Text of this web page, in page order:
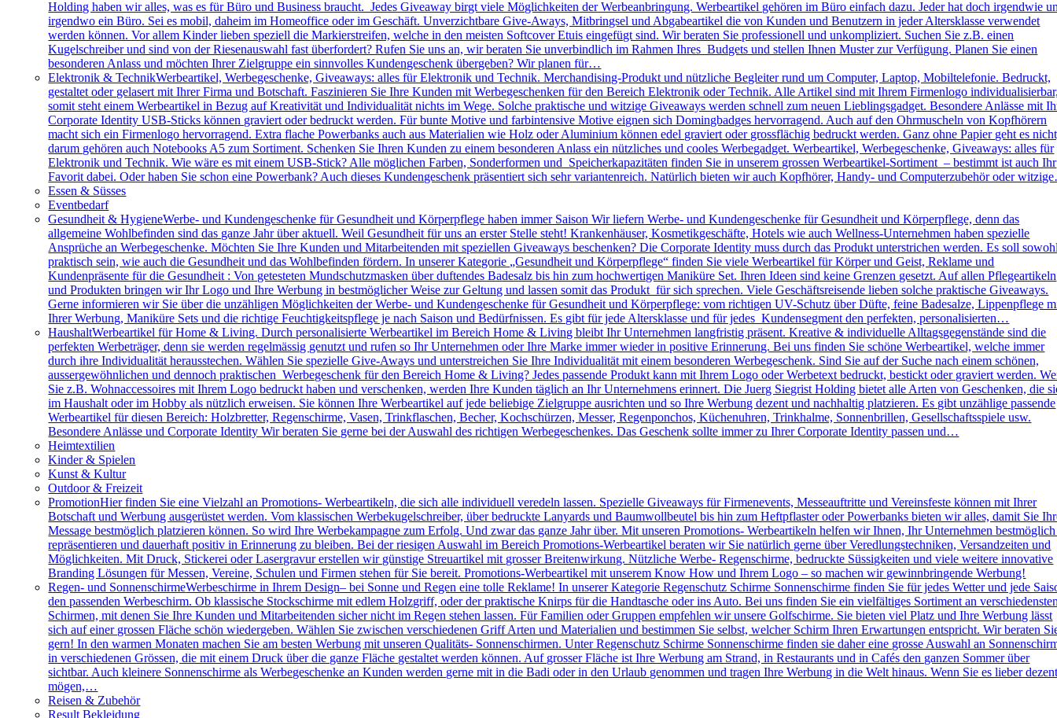
Holding haben wir alles, was es für Büro und Business braucht. Jedes Giveaway birgt viele Möglichkeiten der Werbeanbringung. Werbeartikel gehören im Büro einfach dazu. Jeder hat doch irgendwie
irgendwo ein Büro. Sei es mobil, daheim im Homeoffice oder im Geschäft. Unverzichtbare Give-Aways, Mitbringsel und Abgabeartikel die von Kunden und Benutzern in jeder Altersklasse verwendet
werden können. Vor allem Kinder lieben speziell die Markierstreifen, welche in den meisten Softcover Etuis eingefügt sind. Wir beraten Sie professionell und unkompliziert. Suchen Sie z.B. einen
Kugelschreiber und sind von der Riesenauswahl fast überfordert? Rufen Sie uns an, wir beraten Sie unverbindlich im Rahmen Ihres Budgets und stellen Ihnen Muster zur Verfügung. Planen Sie einen
besonderen Anlass und möchten Ihrer Zielgruppe ein sinnvolles Kundengeschenk übergeben? Wir planen für…
Elektronik & TechnikWerbeartikel, Werbegeschenke, Giveaways: alles für Elektronik und Technik. Merchandising-Produkt und nützliche Begleiter rund um Computer, Laptop, Mobiltelefonie. Bedruckt,
gestaltet oder gelasert mit Ihrer Firma und Botschaft. Faszinieren Sie Ihre Kunden mit Werbegeschenken für den Bereich Elektronik oder Technik. Alle Artikel sind mit Ihrem Firmenlogo
somit steht einem Werbeartikel in Bezug auf Kreativität und Individualität nichts im Wege. Solche praktische und witzige Giveaways werden schnell zum neuen Lieblingsgadget. Besondere Anlässe mit
Corporate Identity USB-Sticks können graviert oder bedruckt werden. Für bunte Motive und farbintensive Motive eignen sich Domingbadges hervorragend. Auch auf den Ohrmuscheln von Kopfhörern
macht sich ein Firmenlogo hervorragend. Extra flache Powerbanks auch aus Materialien wie Holz oder Aluminium können edel graviert oder grossflächig bedruckt werden. Ganz ohne Papier geht es
darum gehören auch Notebooks A5 zum Sortiment. Schenken Sie Ihren Kunden zu einem besonderen Anlass ein nützliches und cooles Werbegadget. Werbeartikel, Werbegeschenke, Giveaways: alles für
Elektronik und Technik. Wie wäre es mit einem USB-Stick? Alle möglichen Farben, Sonderformen und Speicherkapazitäten finden Sie in unserem grossen Werbeartikel-Sortiment – bestimmt ist auch Ihr
Favorit dabei. Oder haben Sie schon eine Powerbank? Auch dieses Kundengeschenk präsentiert sich sehr variantenreich. Natürlich bieten wir auch Kopfhörer, Handy- und Computerzubehör oder
Essen & Süsses
Eventbedarf
Gesundheit & HygieneWerbe- und Kundengeschenke für Gesundheit und Körperpflege haben immer Saison Wir liefern Werbe- und Kundengeschenke für Gesundheit und Körperpflege, denn das
allgemeine Wohlbefinden sind das ganze Jahr über aktuell. Weil Gesundheit für uns an erster Stelle steht! Krankenhäuser, Kosmetikgeschäfte, Hotels wie auch Wellness-Unternehmen haben spezielle
Ansprüche an Werbegeschenke. Möchten Sie Ihre Kunden und Mitarbeitenden mit speziellen Giveaways beschenken? Die Corporate Identity muss durch das Produkt unterstrichen werden. Es soll
praktisch sein, wie auch die Gesundheit und das Wohlbefinden fördern. In unserer Kategorie „Gesundheit und Körperpflege“ finden Sie viele Werbeartikel für Körper und Geist, Reklame und
Kundenpräsente für die Gesundheit : Von getesteten Mundschutzmasken über duftendes Badesalz bis hin zum hochwertigen Maniküre Set. Ihren Ideen sind keine Grenzen gesetzt. Auf allen Pflegeartikeln
und Produkten bringen wir Ihr Logo und Ihre Werbung in bestmöglicher Weise zur Geltung und lassen somit das Produkt für sich sprechen. Viele Geschäftsreisende lieben solche praktische Giveaways.
Gerne informieren wir Sie über die unzähligen Möglichkeiten der Werbe- und Kundengeschenke für Gesundheit und Körperpflege: vom richtigen UV-Schutz über Düfte, feine Badesalze, Lippenpflege
Ihrer Werbung, Maniküre Sets und die richtige Feuchtigkeitspflege je nach Saison und Bedürfnissen. Es gibt für jede Altersklasse und für jedes Kundensegment den perfekten, personalisierten…
HaushaltWerbeartikel für Home & Living. Durch personalisierte Werbeartikel im Bereich Home & Living bleibt Ihr Unternehmen langfristig präsent. Kreative & individuelle Alltagsgegenstände sind die
perfekten Werbeträger, denn sie werden regelmässig genutzt und rufen so Ihr Unternehmen oder Ihre Marke immer wieder in positive Erinnerung. Bei uns finden Sie schöne Werbeartikel, welche immer
durch ihre Individualität herausstechen. Wählen Sie spezielle Give-Aways und unterstreichen Sie Ihre Individualität mit einem besonderen Werbegeschenk. Sind Sie auf der Suche nach einem schönen,
aussergewöhnlichen und dennoch praktischen Werbegeschenk für den Bereich Home & Living? Jedes passende Produkt kann mit Ihrem Logo oder Werbetext bedruckt, bestickt oder graviert werden.
Sie z.B. Wohnaccessoires mit Ihrem Logo bedruckt haben und verschenken, werden Ihre Kunden täglich an Ihr Unternehmens erinnert. Die Juerg Siegrist Holding bietet alle Arten von Geschenken, die
im Haushalt oder im Hobby als nützlich erweisen. Sie können Ihre Werbeartikel auf jede beliebige Zielgruppe ausrichten und so Ihre Werbung dezent und nachhaltig platzieren. Es gibt unzählige passende
Werbeartikel für diesen Bereich: Holzbretter, Regenschirme, Vasen, Trinkflaschen, Becher, Kochschürzen, Messer, Regenponchos, Küchenuhren, Trinkhalme, Sonnenbrillen, Gesellschaftsspiele usw.
Besondere Anlässe und Corporate Identity Wir beraten Sie gerne bei der Auswahl des richtigen Werbegeschenkes. Das Geschenk sollte immer zu Ihrer Corporate Identity passen und…
Heimtextilien
Kinder & Spielen
Kunst & Kultur
Outdoor & Freizeit
PromotionHier finden Sie eine Vielzahl an Promotions- Werbeartikeln, die sich alle individuell veredeln lassen. Spezielle Giveaways für Firmenevents, Messeauftritte und Vereinsfeste können mit Ihrer
Botschaft und Werbung ausgerüstet werden. Vom klassischen Werbekugelschreiber, über bedruckte Lanyards und Baumwollbeutel bis hin zum Heftpflaster oder Powerbanks bieten wir alles, damit Sie
Message bestmöglich platzieren können. So wird Ihre Werbekampagne zum Erfolg. Und zwar das ganze Jahr über. Mit unseren Promotions- Werbeartikeln helfen wir Ihnen, Ihr Unternehmen
repräsentieren und dauerhaft positiv in Erinnerung zu bleiben. Bei der riesigen Auswahl im Bereich Promotions-Werbeartikel beraten wir Sie natürlich gerne über Veredlungstechniken, Versandzeiten und
Möglichkeiten. Mit Druck, Stickerei oder Lasergravur erstellen wir günstige Streuartikel mit grosser Breitenwirkung. Nützliche Werbe- Regenschirme, bedruckte Süssigkeiten und viele weitere innovative
Branding Lösungen für Messen, Vereine, Schulen und Firmen stehen für Sie bereit. Promotions-Werbeartikel mit unserem Know How und Ihrem Logo – so machen wir gewinnbringende Werbung!
Regen- und SonnenschirmeWerbeschirme in Ihrem Design– bei Sonne und Regen eine tolle Reklame! In unserer Kategorie Regenschutz Schirme Sonnenschirme finden Sie für jedes Wetter und jede
den passenden Werbeschirm. Ob klassische Stockschirme mit edlem Holzgriff, oder der praktische Knirps für die Handtasche oder ins Auto. Bei uns finden Sie ein vielfältiges Sortiment an
Schirmen, mit denen Sie Ihre Kunden und Mitarbeitenden sicher nicht im Regen stehen lassen. Für Familien oder Gruppen empfehlen wir unsere Golfschirme. Sie bieten viel Platz und Ihre Werbung lässt
sich auf einer grossen Fläche schön wiedergeben. Wählen Sie zwischen verschiedenen Griff Arten und Materialien und bestimmen Sie selbst, welcher Schirm Ihren Erwartungen entspricht. Wir beraten
gern! In den warmen Monaten machen Sie am besten Werbung mit unseren Qualitäts- Sonnenschirmen. Unter Regenschutz Schirme Sonnenschirme finden sie daher eine grosse Auswahl an
in verschiedenen Grössen, die mit einem Druck über die ganze Fläche gestaltet werden können. Auf grosser Fläche ist Ihre Werbung am Strand, in Restaurants und in Cafés den ganzen Sommer über
sichtbar. Auch kleinere Sonnenschirme als Werbegeschenke an Kunden werden gerne mit in die Badi oder in den Urlaub genommen und tragen Ihre Werbung in die Welt hinaus. Wenn Sie es lieber
mögen,…
Reisen & Zubehör
Result Bekleidung